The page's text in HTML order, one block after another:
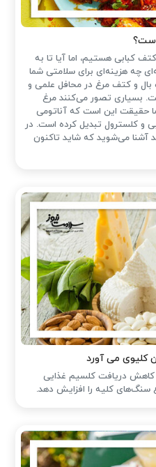
کبابی هستیم، اما آیا تا به
چه هزینه‌ای برای سلامتی شما
بال و کتف مرغ در محافل علمی و
بسیاری تصور می‌کنند مرغ
حقیقت این است که آناتومی
و کلسترول تبدیل کرده است. در
و مستند آشنا می‌شوید که شاید تاکنون
کلیوی می آورد
کاهش دریافت کلسیم غذایی
سنگ‌های کلیه را افزایش دهد.